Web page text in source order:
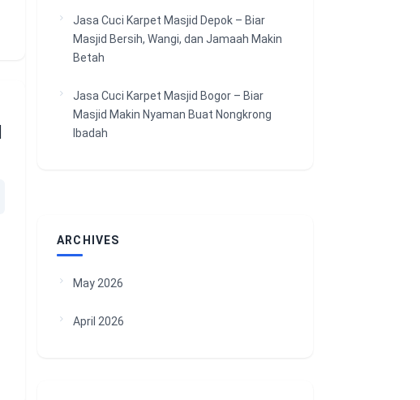
Jasa Cuci Karpet Masjid Depok – Biar
Masjid Bersih, Wangi, dan Jamaah Makin
Betah
Jasa Cuci Karpet Masjid Bogor – Biar
Masjid Makin Nyaman Buat Nongkrong
Ibadah
ARCHIVES
May 2026
April 2026